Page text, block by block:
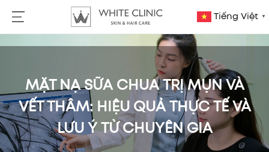
Tiếng Việt ▼
MẶT NẠ SỮA CHUA TRỊ MỤN VÀ
VẾT THÂM: HIỆU QUẢ THỰC TẾ VÀ
LƯU Ý TỪ CHUYÊN GIA